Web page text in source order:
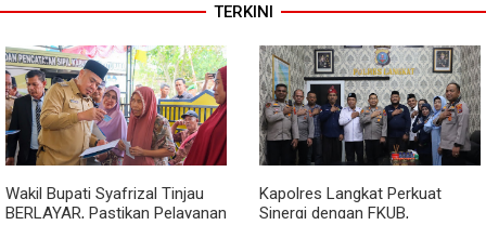
TERKINI
Wakil Bupati Syafrizal Tinjau
BERLAYAR, Pastikan Pelayanan
Kapolres Langkat Perkuat
Sinergi dengan FKUB,